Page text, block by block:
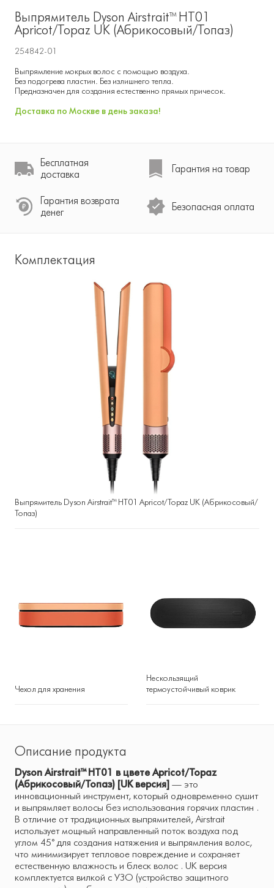
Выпрямитель Dyson Airstrait™ HT01
Apricot/Topaz UK (Абрикосовый/Топаз)
254842-01
Выпрямление мокрых волос с помощью воздуха.
Без подогрева пластин. Без излишнего тепла.
Предназначен для создания естественно прямых причесок.
Доставка по Москве в день заказа!
Бесплатная
доставка
Гарантия на товар
Гарантия возврата
денег
Безопасная оплата
Комплектация
Выпрямитель Dyson Airstrait™ HT01 Apricot/Topaz UK (Абрикосовый/
Топаз)
Чехол для хранения
Нескользящий
термоустойчивый коврик
Описание продукта
Dyson Airstrait™ HT01 в цвете Apricot/Topaz
(Абрикосовый/Топаз) [UK версия] — это
инновационный инструмент, который одновременно сушит
и выпрямляет волосы без использования горячих пластин .
В отличие от традиционных выпрямителей, Airstrait
использует мощный направленный поток воздуха под
углом 45° для создания натяжения и выпрямления волос,
что минимизирует тепловое повреждение и сохраняет
естественную влажность и блеск волос . UK версия
комплектуется вилкой с УЗО (устройство защитного